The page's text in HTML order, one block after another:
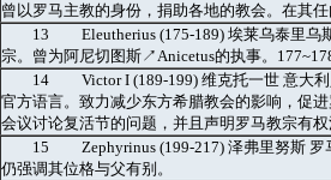
曾以罗马主教的身份，捐助各地的教会。在其
13 Eleutherius (175-189) 埃莱乌泰里乌
宗。曾为阿尼切图斯↗Anicetus的执事。
14 Victor I (189-199) 维克托一世 意大利
官方语言。致力减少东方希腊教会的影响，促
会议讨论复活节的问题，并且声明罗马教宗有
15 Zephyrinus (199-217) 泽弗里努斯 罗
仍强调其位格与父有别。